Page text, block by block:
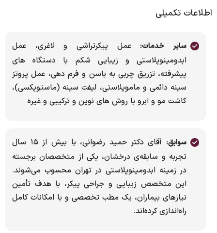
اطلاعات تکمیلی
سایر خدمات: عمل پیکرتراشی و لاغری، عمل
ابدومینوپلاستی و زیبایی شکم با دستگاه های
پیشرفته، تزریق چربی به باسن و فرم دهی، عمل پروتز
سینه دائمی و ماموپلاستی، لیفت سینه (ماستوپکسی)،
کاشت مو و ابرو با روش های نوین و ترکیبی و غیره
سوابق:
آقای دکتر حمید رضوانی، با بیش از ۱۵ سال
تجربه و سابقه‌ی درخشان، یکی از متخصصان برجسته
در زمینه ابدومینوپلاستی در تهران محسوب می‌شوند.
این متخصص زیبایی و جراحی پیکر، با هدف تأمین
نیازهای بیماران، یک مطب تخصصی و با امکانات کامل
راه‌اندازی کرده‌اند.